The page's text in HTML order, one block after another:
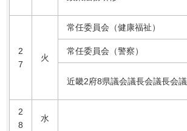
2
7
火
常任委員会（健康福祉）
常任委員会（警察）
近畿2府8県議会議長会議長会議
2
8
水